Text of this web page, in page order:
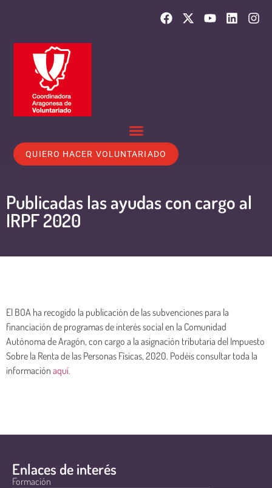
QUIERO HACER VOLUNTARIADO
Publicadas las ayudas con cargo al
IRPF 2020
El BOA ha recogido la publicación de las subvenciones para la
financiación de programas de interés social en la Comunidad
Autónoma de Aragón, con cargo a la asignación tributaria del Impuesto
Sobre la Renta de las Personas Físicas, 2020. Podéis consultar toda la
información aquí.
Enlaces de interés
Formación